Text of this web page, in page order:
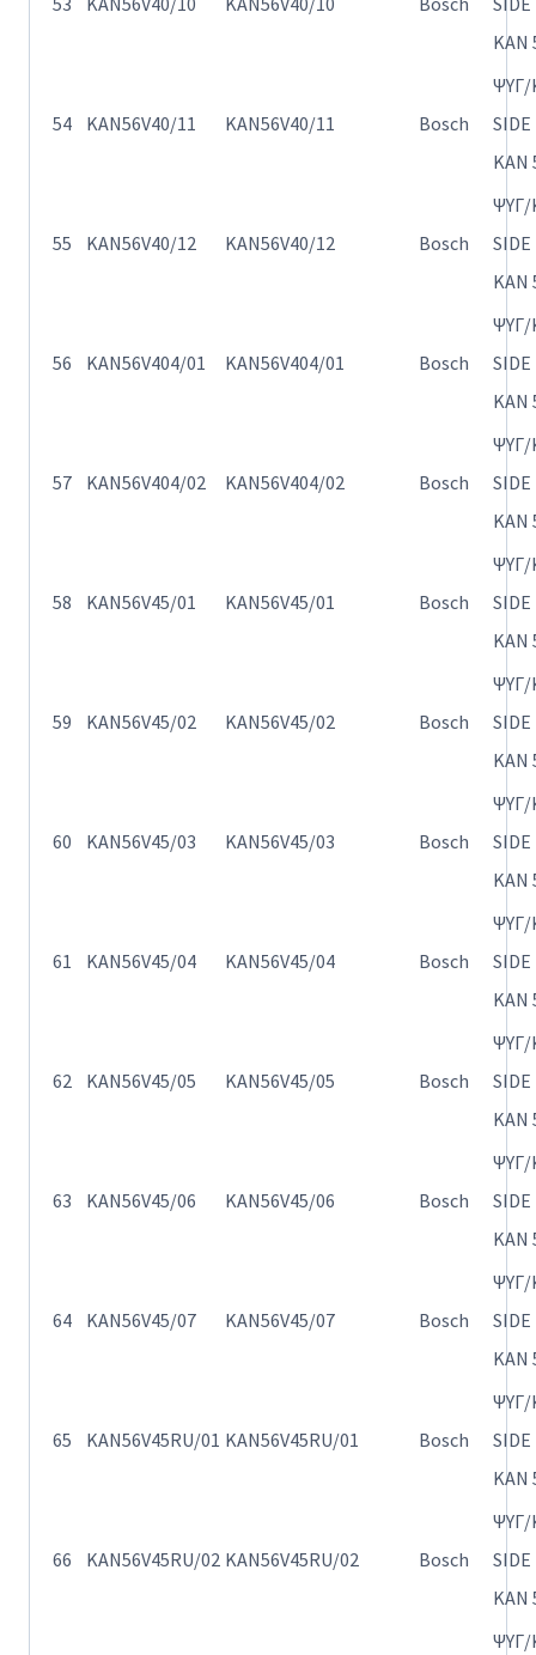
KAN
54 KAN56V40/11 KAN56V40/11 Bosch
SIDE
KAN
55 KAN56V40/12 KAN56V40/12 Bosch
SIDE
KAN
56 KAN56V404/01 KAN56V404/01 Bosch
SIDE
KAN
57 KAN56V404/02 KAN56V404/02 Bosch
SIDE
KAN
58 KAN56V45/01 KAN56V45/01 Bosch
SIDE
KAN
59 KAN56V45/02 KAN56V45/02 Bosch
SIDE
KAN
60 KAN56V45/03 KAN56V45/03 Bosch
SIDE
KAN
61 KAN56V45/04 KAN56V45/04 Bosch
SIDE
KAN
62 KAN56V45/05 KAN56V45/05 Bosch
SIDE
KAN
63 KAN56V45/06 KAN56V45/06 Bosch
SIDE
KAN
64 KAN56V45/07 KAN56V45/07 Bosch
SIDE
KAN
65 KAN56V45RU/01 KAN56V45RU/01 Bosch
SIDE
KAN
66 KAN56V45RU/02 KAN56V45RU/02 Bosch
SIDE
KAN